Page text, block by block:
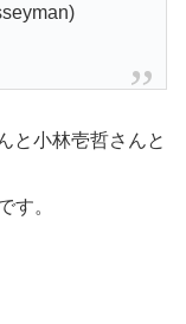
と小林壱哲さんと
す。